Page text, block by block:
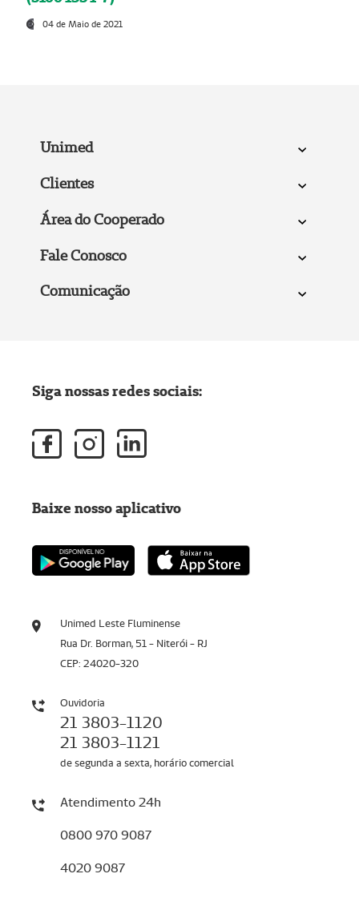
04 de Maio de 2021
Unimed
Clientes
Área do Cooperado
Fale Conosco
Comunicação
Unimed Leste Fluminense
Rua Dr. Borman, 51 - Niterói - RJ
CEP: 24020-320
Ouvidoria
21 3803-1120
21 3803-1121
de segunda a sexta, horário comercial
Atendimento 24h
0800 970 9087
4020 9087
Siga nossas redes sociais:
Baixe nosso aplicativo